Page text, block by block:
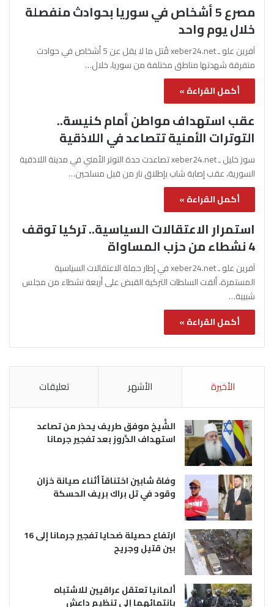
مصرع 5 أشخاص في سوريا بحوادث منفصلة
خلال يوم واحد
آفرين علو ـ xeber24.net قُتل ما لا يقل عن 5 أشخاص في حوادث
متفرقة شهدتها مناطق مختلفة من سوريا، خلال…
أكمل القراءة »
عقب استهداف مواطن أمام كنيسة..
التوترات الأمنية تتصاعد في اللاذقية
سوز خليل ـ xeber24.net تصاعدت حدة التوتر الأمني في مدينة اللاذقية
السورية، عقب إصابة شاب بإطلاق نار من قبل مسلحين…
أكمل القراءة »
استمرار الاعتقالات السياسية.. تركيا توقف
4 نشطاء من حزب المساواة
آفرين علو ـ xeber24.net في إطار حملة الاعتقالات السياسية
المستمرة، ألقت السلطات التركية القبض على أربعة نشطاء من مجلس
شبيبة…
أكمل القراءة »
الأخيرة الأشهر تعليقات
الشَّيخ موفق طريف يحذر من تصاعد
استهداف الدَّروز بعد تفجير جرمانا
وفاة شابين اختناقاً أثناء صيانة خزان
وقود في تل براك بريف الحسكة
ارتفاع حصيلة ضحايا تفجير جرمانا إلى 16
بين قتيل وجريح
ألمانيا تعتقل عراقيين للاشتباه
بانتمائهما إلى تنظيم داعش